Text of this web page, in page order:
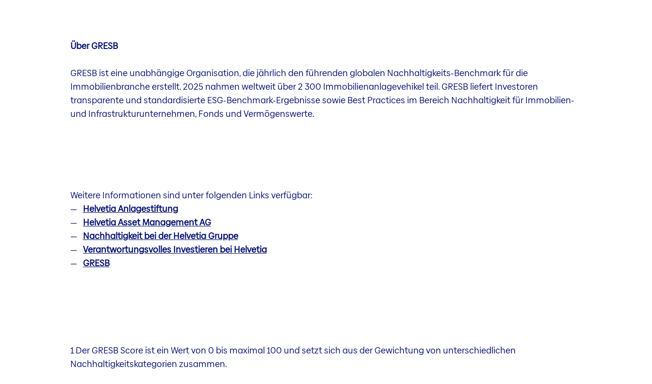
Über GRESB
GRESB ist eine unabhängige Organisation, die jährlich den führenden globalen Nachhaltigkeits-Benchmark für die
Immobilienbranche erstellt. 2025 nahmen weltweit über 2 300 Immobilienanlagevehikel teil. GRESB liefert Investoren
transparente und standardisierte ESG-Benchmark-Ergebnisse sowie Best Practices im Bereich Nachhaltigkeit für Immobilien-
und Infrastrukturunternehmen, Fonds und Vermögenswerte.
Weitere Informationen sind unter folgenden Links verfügbar:
Helvetia Anlagestiftung
Helvetia Asset Management AG
Nachhaltigkeit bei der Helvetia Gruppe
Verantwortungsvolles Investieren bei Helvetia
GRESB
1 Der GRESB Score ist ein Wert von 0 bis maximal 100 und setzt sich aus der Gewichtung von unterschiedlichen
Nachhaltigkeitskategorien zusammen.